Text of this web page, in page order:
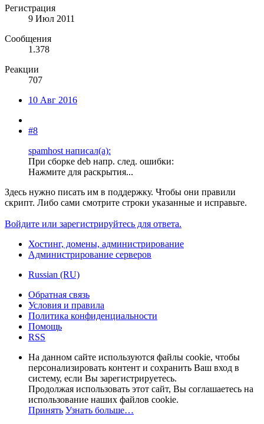
Регистрация
9 Июл 2011
Сообщения
1.378
Реакции
707
10 Авг 2016
#8
spamhost написал(а):
При сборке deb напр. след. ошибки:
Нажмите для раскрытия...
Здесь нужно писать им в поддержку. Чтобы они правили
скрипт. Либо сами смотрите строки указанные и исправьте.
Войдите или зарегистрируйтесь для ответа.
Хостинг, домены, администрирование
Администрирование серверов
Russian (RU)
Обратная связь
Условия и правила
Политика конфиденциальности
Помощь
RSS
На данном сайте используются файлы cookie, чтобы
персонализировать контент и сохранить Ваш вход в
систему, если Вы зарегистрируетесь.
Продолжая использовать этот сайт, Вы соглашаетесь на
использование наших файлов cookie.
Принять Узнать больше…